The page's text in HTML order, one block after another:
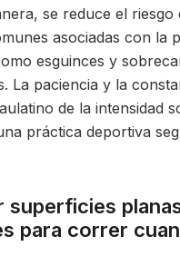
se reduce el
asociadas con la
esguinces y
La paciencia y la
de la intensidad
práctica deportiva
superficies
para correr